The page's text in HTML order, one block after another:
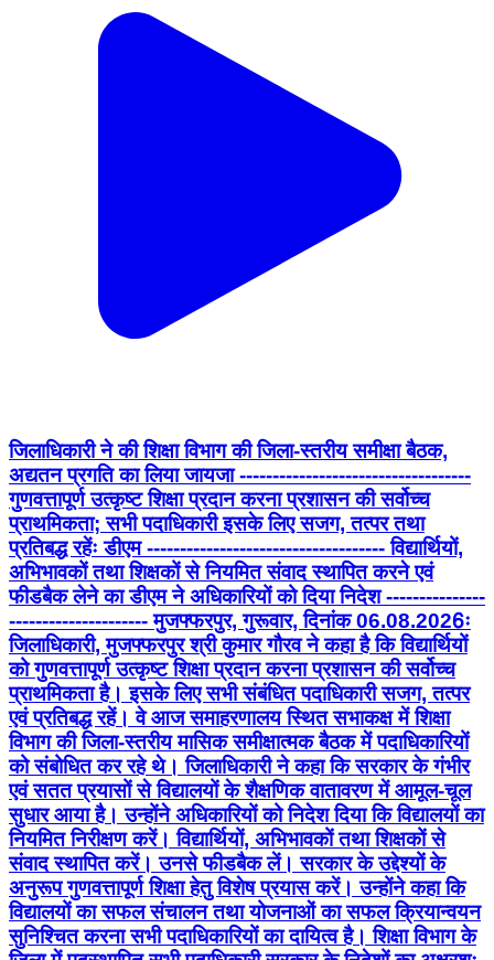
जिलाधिकारी ने की शिक्षा विभाग की जिला-स्तरीय समीक्षा बैठक,
अद्यतन प्रगति का लिया जायजा -----------------------------------
गुणवत्तापूर्ण उत्कृष्ट शिक्षा प्रदान करना प्रशासन की सर्वोच्च
प्राथमिकता; सभी पदाधिकारी इसके लिए सजग, तत्पर तथा
प्रतिबद्ध रहेंः डीएम ------------------------------------ विद्यार्थियों,
अभिभावकों तथा शिक्षकों से नियमित संवाद स्थापित करने एवं
फीडबैक लेने का डीएम ने अधिकारियों को दिया निदेश ---------------
--------------------- मुजफ्फरपुर, गुरूवार, दिनांक 06.08.2026ः
जिलाधिकारी, मुजफ्फरपुर श्री कुमार गौरव ने कहा है कि विद्यार्थियों
को गुणवत्तापूर्ण उत्कृष्ट शिक्षा प्रदान करना प्रशासन की सर्वोच्च
प्राथमिकता है। इसके लिए सभी संबंधित पदाधिकारी सजग, तत्पर
एवं प्रतिबद्ध रहें। वे आज समाहरणालय स्थित सभाकक्ष में शिक्षा
विभाग की जिला-स्तरीय मासिक समीक्षात्मक बैठक में पदाधिकारियों
को संबोधित कर रहे थे। जिलाधिकारी ने कहा कि सरकार के गंभीर
एवं सतत प्रयासों से विद्यालयों के शैक्षणिक वातावरण में आमूल-चूल
सुधार आया है। उन्होंने अधिकारियों को निदेश दिया कि विद्यालयों का
नियमित निरीक्षण करें। विद्यार्थियों, अभिभावकों तथा शिक्षकों से
संवाद स्थापित करें। उनसे फीडबैक लें। सरकार के उद्देश्यों के
अनुरूप गुणवत्तापूर्ण शिक्षा हेतु विशेष प्रयास करें। उन्होंने कहा कि
विद्यालयों का सफल संचालन तथा योजनाओं का सफल क्रियान्वयन
सुनिश्चित करना सभी पदाधिकारियों का दायित्व है। शिक्षा विभाग के